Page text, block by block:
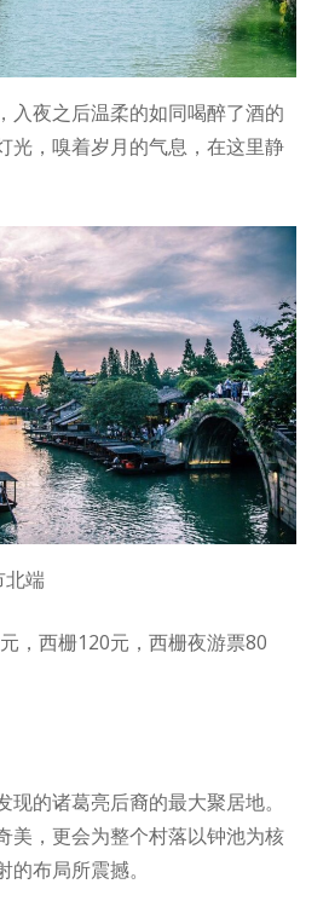
入夜之后温柔的如同喝醉了酒的
光，嗅着岁月的气息，在这里静
北端
，西栅120元，西栅夜游票80
的诸葛亮后裔的最大聚居地。
美，更会为整个村落以钟池为核
布局所震撼。